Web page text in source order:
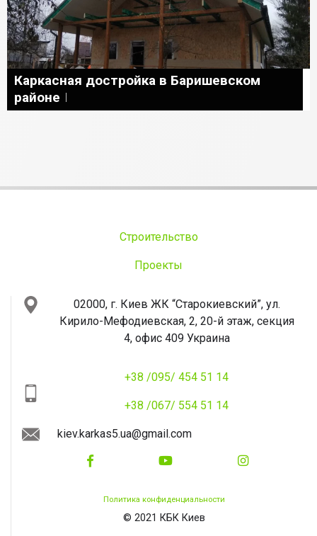
Каркасная достройка в Баришевском
районе
Строительство
Проекты
02000, г. Киев ЖК “Старокиевский”, ул.
Кирило-Мефодиевская, 2, 20-й этаж, секция
4, офис 409Украина
+38 /095/ 454 51 14
+38 /067/ 554 51 14
kiev.karkas5.ua@gmail.com
Политика конфиденциальности
© 2021 КБК Киев